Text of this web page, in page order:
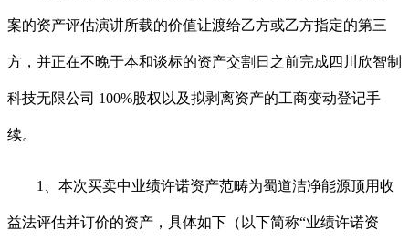
案的资产评估演讲所载的价值让渡给乙方或乙方指定的第三
方，并正在不晚于本和谈标的资产交割日之前完成四川欣智制
科技无限公司 100%股权以及拟剥离资产的工商变动登记手
续。
1、本次买卖中业绩许诺资产范畴为蜀道洁净能源顶用收
益法评估并订价的资产，具体如下（以下简称“业绩许诺资